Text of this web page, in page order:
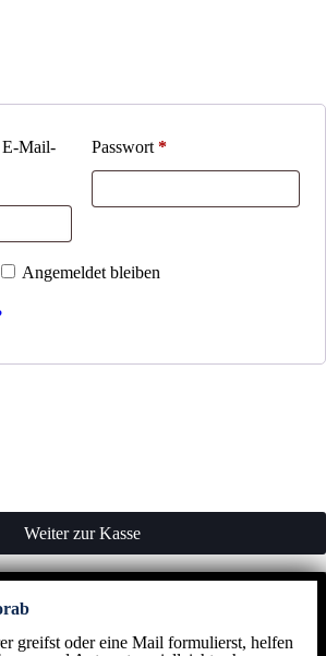
E-Mail-
Passwort*
Angemeldet bleiben
Weiter zur Kasse
greifst oder eine Mail formulierst, helfen